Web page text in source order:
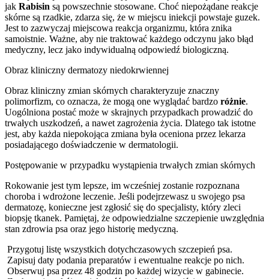
jak Rabisin są powszechnie stosowane. Choć niepożądane reakcje
skórne są rzadkie, zdarza się, że w miejscu iniekcji powstaje guzek.
Jest to zazwyczaj miejscowa reakcja organizmu, która znika
samoistnie. Ważne, aby nie traktować każdego odczynu jako błąd
medyczny, lecz jako indywidualną odpowiedź biologiczną.
Obraz kliniczny dermatozy niedokrwiennej
Obraz kliniczny zmian skórnych charakteryzuje znaczny
polimorfizm, co oznacza, że mogą one wyglądać bardzo różnie.
Uogólniona postać może w skrajnych przypadkach prowadzić do
trwałych uszkodzeń, a nawet zagrożenia życia. Dlatego tak istotne
jest, aby każda niepokojąca zmiana była oceniona przez lekarza
posiadającego doświadczenie w dermatologii.
Postępowanie w przypadku wystąpienia trwałych zmian skórnych
Rokowanie jest tym lepsze, im wcześniej zostanie rozpoznana
choroba i wdrożone leczenie. Jeśli podejrzewasz u swojego psa
dermatozę, konieczne jest zgłosić się do specjalisty, który zleci
biopsję tkanek. Pamiętaj, że odpowiedzialne szczepienie uwzględnia
stan zdrowia psa oraz jego historię medyczną.
Przygotuj listę wszystkich dotychczasowych szczepień psa.
Zapisuj daty podania preparatów i ewentualne reakcje po nich.
Obserwuj psa przez 48 godzin po każdej wizycie w gabinecie.